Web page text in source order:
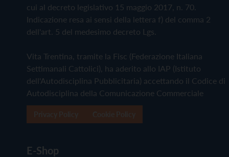
cui al decreto legislativo 15 maggio 2017, n. 70.
Indicazione resa ai sensi della lettera f) del comma 2
dell'art. 5 del medesimo decreto Lgs.
Vita Trentina, tramite la Fisc (Federazione Italiana
Settimanali Cattolici), ha aderito allo IAP (Istituto
dell'Autodisciplina Pubblicitaria) accettando il Codice di
Autodisciplina della Comunicazione Commerciale
E-Shop